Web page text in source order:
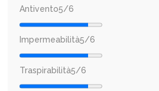
Antivento5/6
Impermeabilità5/6
Traspirabilità5/6